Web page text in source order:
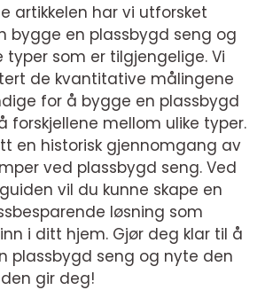
artikkelen har vi utforsket
bygge en plassbygd seng og
typer som er tilgjengelige. Vi
de kvantitative målingene
for å bygge en plassbygd
forskjellene mellom ulike typer.
en historisk gjennomgang av
ved plassbygd seng. Ved
vil du kunne skape en
løsning som
i ditt hjem. Gjør deg klar til å
plassbygd seng og nyte den
gir deg!